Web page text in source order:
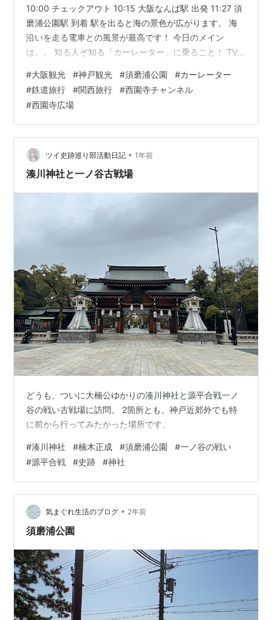
10:00 チェックアウト 10:15 大阪なんば駅 出発 11:27 須
磨浦公園駅 到着 駅を出ると海の景色が広がります。 海
沿いを走る電車との風景が最高です！ 今日のメイン
は。。 知る人ぞ知る「カーレーター」に乗ること！ TV
が紹介していたので大阪観光よりも優先でした。 12:00
まずはロープウェイに乗ります 到着！ いよいよカーレー
ター乗り場へ！ タモリさんも来たんですね。 2分とあっ
という間ですが、ガタガタと乗り心地の悪さが売りの様
です。 素晴らしい景色！ 展望塔を楽…
#大阪観光 #神戸観光 #須磨浦公園 #カーレーター
#鉄道旅行 #関西旅行 #西園寺チャンネル
#西園寺広場
ツイ史跡巡り部活動日記 • 1年前
湊川神社と一ノ谷古戦場
どうも、ついに大楠公ゆかりの湊川神社と源平合戦一ノ
谷の戦い古戦場に訪問。 2箇所とも、神戸近郊外でも特
に前から行ってみたかった場所です。
#湊川神社 #楠木正成 #須磨浦公園 #一ノ谷の戦い
#源平合戦 #史跡 #神社
気まぐれ生活のブログ • 2年前
須磨浦公園